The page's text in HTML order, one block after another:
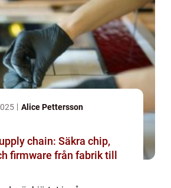
Alice Pettersson
chain: Säkra chip,
firmware från fabrik till